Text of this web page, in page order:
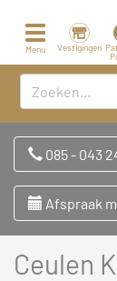
Toggle
navigation
Menu Vestigingen
085 - 043
Afspraak
Ceulen